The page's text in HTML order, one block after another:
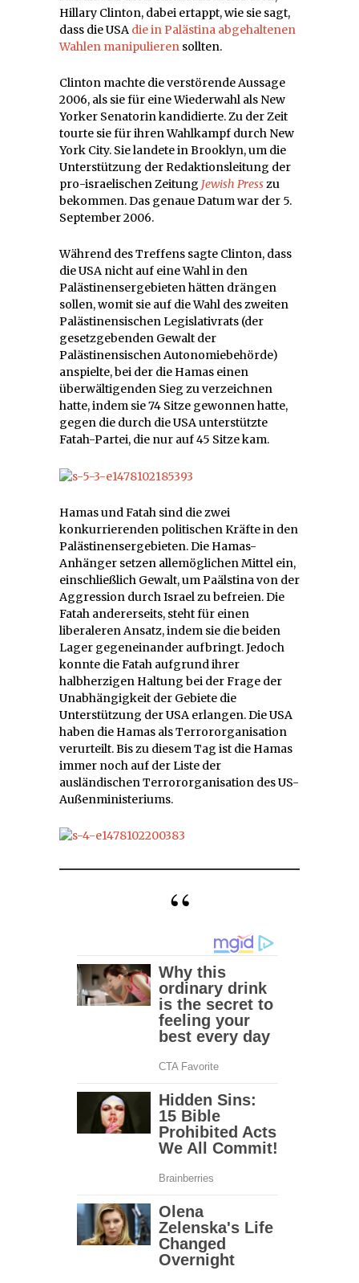
Hillary Clinton, dabei ertappt, wie sie sagt,
dass die USA die in Palästina abgehaltenen
Wahlen manipulieren sollten.
Clinton machte die verstörende Aussage
2006, als sie für eine Wiederwahl als New
Yorker Senatorin kandidierte. Zu der Zeit
tourte sie für ihren Wahlkampf durch New
York City. Sie landete in Brooklyn, um die
Unterstützung der Redaktionsleitung der
pro-israelischen Zeitung Jewish Presszu
bekommen. Das genaue Datum war der 5.
September 2006.
Während des Treffens sagte Clinton, dass
die USA nicht auf eine Wahl in den
Palästinensergebieten hätten drängen
sollen, womit sie auf die Wahl des zweiten
Palästinensischen Legislativrats (der
gesetzgebenden Gewalt der
Palästinensischen Autonomiebehörde)
anspielte, bei der die Hamas einen
überwältigenden Sieg zu verzeichnen
hatte, indem sie 74 Sitze gewonnen hatte,
gegen die durch die USA unterstützte
Fatah-Partei, die nur auf 45 Sitze kam.
Hamas und Fatah sind die zwei
konkurrierenden politischen Kräfte in den
Palästinensergebieten. Die Hamas-
Anhänger setzen allemöglichen Mittel ein,
einschließlich Gewalt, um Paälstina von der
Aggression durch Israel zu befreien. Die
Fatah andererseits, steht für einen
liberaleren Ansatz, indem sie die beiden
Lager gegeneinander aufbringt. Jedoch
konnte die Fatah aufgrund ihrer
halbherzigen Haltung bei der Frage der
Unabhängigkeit der Gebiete die
Unterstützung der USA erlangen. Die USA
haben die Hamas als Terrororganisation
verurteilt. Bis zu diesem Tag ist die Hamas
immer noch auf der Liste der
ausländischen Terrororganisation des US-
Außenministeriums.